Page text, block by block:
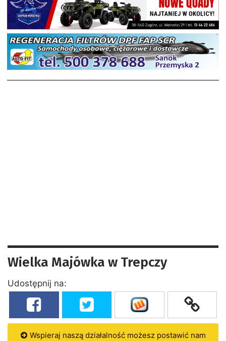
Wielka Majówka w Trepczy
Udostępnij na:
Wspieraj naszą działalność możesz postawić nam